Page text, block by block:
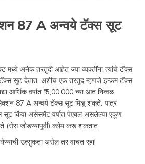
87 A अन्वये टॅक्स सूट
अनेक तरतुदी आहेत ज्या व्यक्तींना त्यांचे टॅक्स
टॅक्स सूट देतात. अशीच एक तरतूद म्हणजे इन्कम टॅक्स
वर्षात ₹ 5,00,000 च्या आत निव्वळ
87 A अन्वये टॅक्स सूट मिळू शकते. पात्र
सूट किंवा असेसमेंट वर्षात पेएबल असलेल्या एकूण
(सेस जोडण्यापूर्वी) क्लेम करू शकतात.
उत्सुकता असेल तर वाचत रहा!